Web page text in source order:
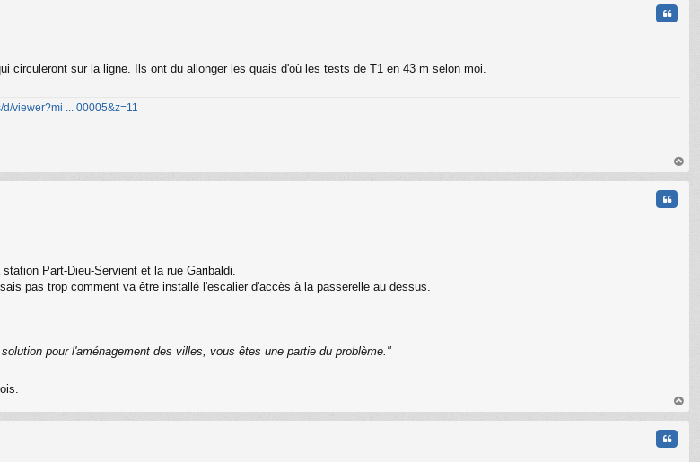
circuleront sur la ligne. Ils ont du allonger les quais d'où les tests de T1 en 43 m selon moi.
viewer?mi ... 00005&z=11
au
Part-Dieu-Servient et la rue Garibaldi.
pas trop comment va être installé l'escalier d'accès à la passerelle au dessus.
pour l'aménagement des villes, vous êtes une partie du problème."
au